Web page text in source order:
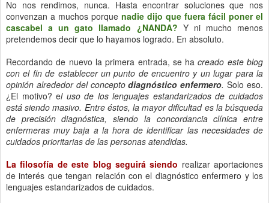
No nos rendimos, nunca. Hasta encontrar soluciones que nos
convenzan a muchos porque nadie dijo que fuera fácil poner el
cascabel a un gato llamado ¿NANDA? Y ni mucho menos
pretendemos decir que lo hayamos logrado. En absoluto.
Recordando de nuevo la primera entrada, se ha creado este blog
con el fin de establecer un punto de encuentro y un lugar para la
opinión alrededor del conceptodiagnóstico enfermero. Solo eso.
¿El motivo?el uso de los lenguajes estandarizadosde cuidados
está siendo masivo. Entre éstos, la mayor dificultad es la búsqueda
de precisión diagnóstica, siendo la concordancia clínica entre
enfermeras muy baja a la hora de identificar las necesidades de
cuidados prioritarias de las personas atendidas.
La filosofía de este blog seguirá siendo realizar aportaciones
de interés que tengan relación con el diagnóstico enfermero y los
lenguajes estandarizados de cuidados.